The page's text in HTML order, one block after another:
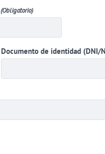
(Obligatorio)
Documento de identidad (DNI/